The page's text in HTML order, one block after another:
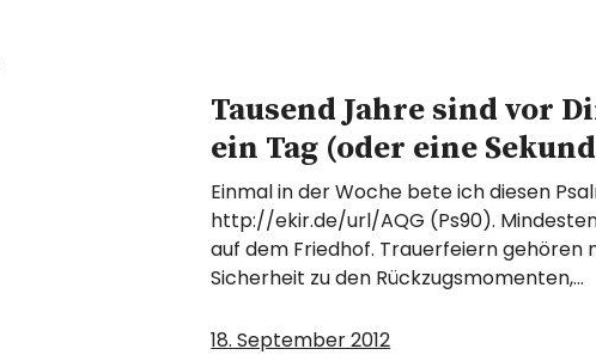
Tausend Jahre sind vor
ein Tag (oder eine
Einmal in der Woche bete ich diesen
http://ekir.de/url/AQG (Ps90).
auf dem Friedhof. Trauerfeiern gehören
Sicherheit zu den Rückzugsmomenten,…
18. September 2012